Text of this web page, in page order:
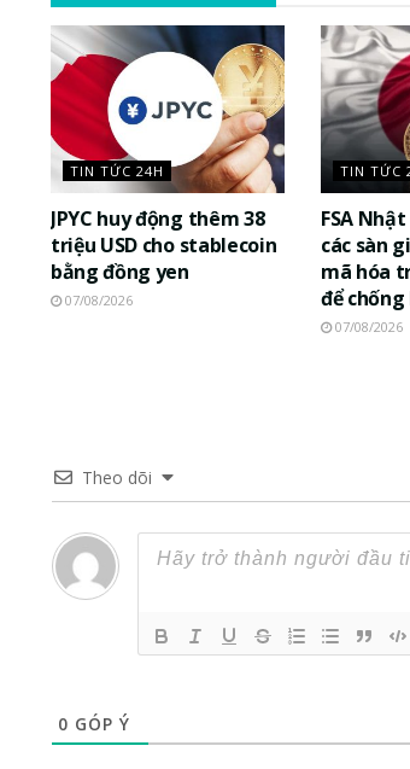
TIN TỨC 24H
JPYC huy động thêm 38
triệu USD cho stablecoin
bằng đồng yen
07/08/2026
TIN TỨC
FSA
các sàn
mã hóa
để
07/08/2026
Theo dõi
0 GÓP Ý